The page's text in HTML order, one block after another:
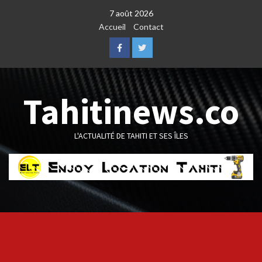
7 août 2026
Accueil
Contact
FacebookTwitter
Tahitinews.co
L'ACTUALITÉ DE TAHITI ET SES ÎLES